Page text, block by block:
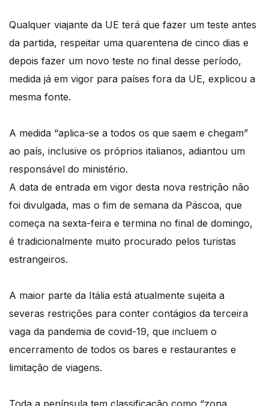
Qualquer viajante da UE terá que fazer um teste antes
da partida, respeitar uma quarentena de cinco dias e
depois fazer um novo teste no final desse período,
medida já em vigor para países fora da UE, explicou a
mesma fonte.
A medida “aplica-se a todos os que saem e chegam”
ao país, inclusive os próprios italianos, adiantou um
responsável do ministério.
A data de entrada em vigor desta nova restrição não
foi divulgada, mas o fim de semana da Páscoa, que
começa na sexta-feira e termina no final de domingo,
é tradicionalmente muito procurado pelos turistas
estrangeiros.
A maior parte da Itália está atualmente sujeita a
severas restrições para conter contágios da terceira
vaga da pandemia de covid-19, que incluem o
encerramento de todos os bares e restaurantes e
limitação de viagens.